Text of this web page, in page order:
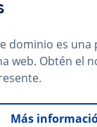
dominio es una
web. Obtén el
Más